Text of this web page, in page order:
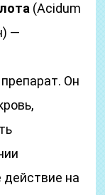
(Acidum
—
Он
на